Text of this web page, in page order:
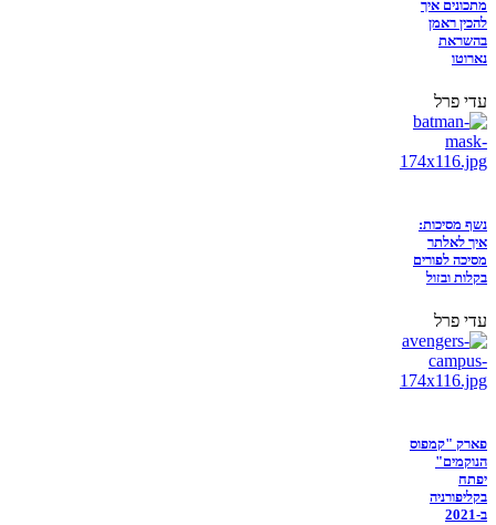
מתכונים איך
להכין ראמן
בהשראת
נארוטו
עדי פרל
נשף מסיכות:
איך לאלתר
מסיכה לפורים
בקלות ובזול
עדי פרל
פארק "קמפוס
הנוקמים"
יפתח
בקליפורניה
ב-2021